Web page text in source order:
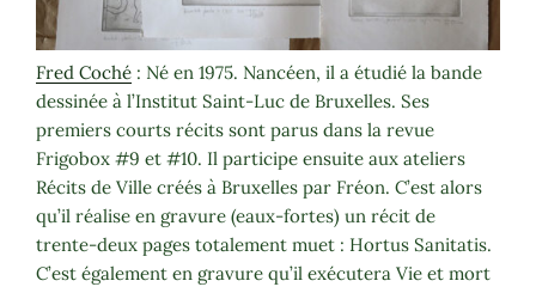
Fred Coché : Né en 1975. Nancéen, il a étudié la bande
dessinée à l’Institut Saint-Luc de Bruxelles. Ses
premiers courts récits sont parus dans la revue
Frigobox #9 et #10. Il participe ensuite aux ateliers
Récits de Ville créés à Bruxelles par Fréon. C’est alors
qu’il réalise en gravure (eaux-fortes) un récit de
trente-deux pages totalement muet : Hortus Sanitatis.
C’est également en gravure qu’il exécutera Vie et mort